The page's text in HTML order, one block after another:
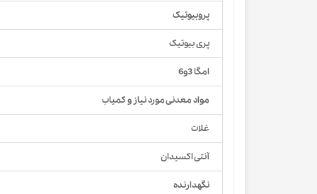
پروبیوتیک
پری بیوتیک
امگا 3و6
مواد معدنی مورد نیاز و کمیاب
غلات
آنتی اکسیدان
نگهدارنده